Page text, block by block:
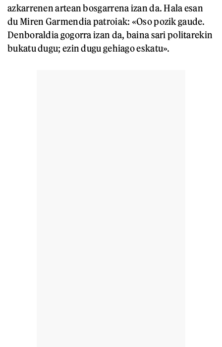
azkarrenen artean bosgarrena izan da. Hala esan
du Miren Garmendia patroiak: «Oso pozik gaude.
Denboraldia gogorra izan da, baina sari politarekin
bukatu dugu; ezin dugu gehiago eskatu».